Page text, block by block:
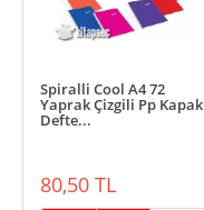
Spiralli Cool A4 72
Yaprak Çizgili Pp Kapak
Defte...
80,50 TL